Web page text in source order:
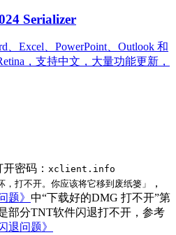
Serializer
、Excel、PowerPoint、Outlook 和
，支持中文，大量功能更新，
密码： xclient.info
打不开。你应该将它移到废纸篓」
，
题》 中“下载好的DMG 打不开”第
部分TNT软件闪退打不开，参考
退问题》